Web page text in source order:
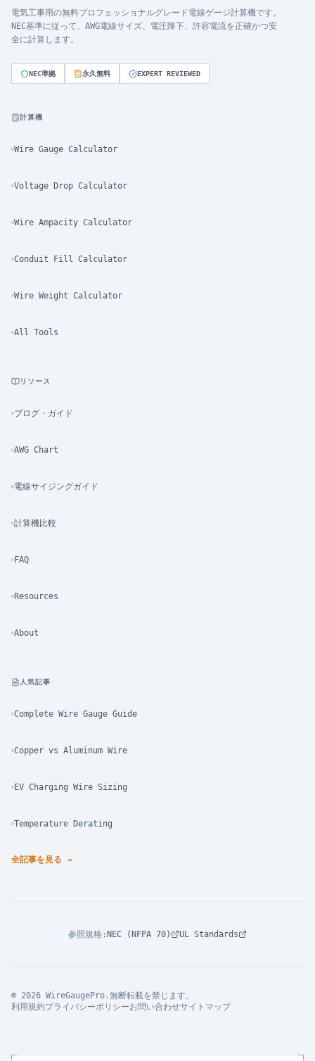
電気工事用の無料プロフェッショナルグレード電線ゲージ計算機です。
NEC基準に従って、AWG電線サイズ、電圧降下、許容電流を正確かつ安
全に計算します。
NEC準拠 永久無料 EXPERT REVIEWED
計算機
Wire Gauge Calculator
Voltage Drop Calculator
Wire Ampacity Calculator
Conduit Fill Calculator
Wire Weight Calculator
All Tools
リソース
ブログ・ガイド
AWG Chart
電線サイジングガイド
計算機比較
FAQ
Resources
About
人気記事
Complete Wire Gauge Guide
Copper vs Aluminum Wire
EV Charging Wire Sizing
Temperature Derating
全記事を見る →
参照規格 : NEC (NFPA 70) UL Standards
© 2026 WireGaugePro.無断転載を禁じます。
利用規約プライバシーポリシーお問い合わせサイトマップ